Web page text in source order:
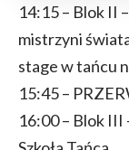
14:15 – Blok II
mistrzyni
stage w tańcu
15:45 –
16:00 – Blok III